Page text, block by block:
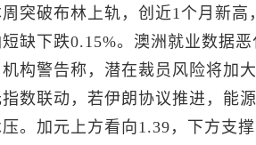
突破布林上轨，创近1个月新
缺下跌0.15%。澳洲就业数据
构警告称，潜在裁员风险将加
数联动，若伊朗协议推进，能
。加元上方看向1.39，下方支